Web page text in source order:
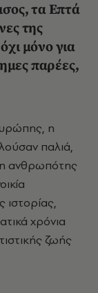
τα Επτά
της
μόνο για
παρέες,
παλιά,
η ανθρωπότης
χρόνια
ζωής